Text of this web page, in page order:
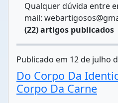
Qualquer dúvida entre
mail:
(22) artigos publicados
Publicado em 12 de julho
Do Corpo Da
Corpo Da Carne